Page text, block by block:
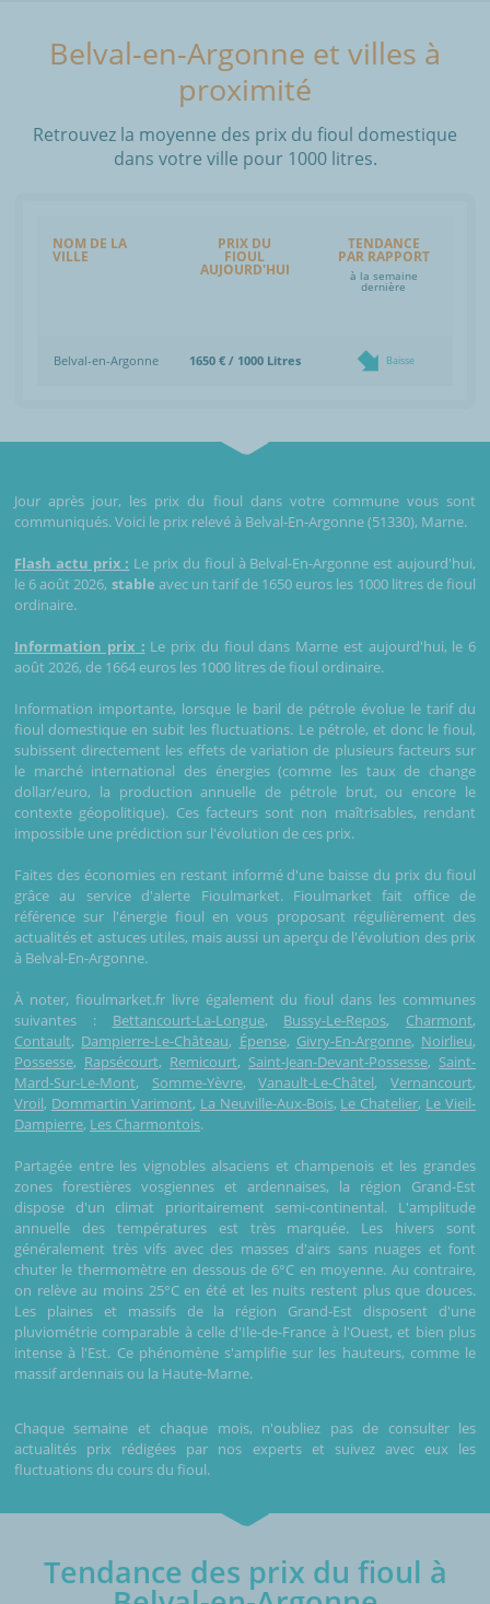
Belval-en-Argonne et villes à
proximité
Retrouvez la moyenne des prix du fioul domestique
dans votre ville pour 1000 litres.
NOM DE LA
VILLE
PRIX DU
FIOUL
AUJOURD'HUI
TENDANCE
PAR RAPPORT
à la semaine
dernière
Belval-en-Argonne 1650 € / 1000 Litres Baisse
Jour après jour, les prix du fioul dans votre commune vous sont
communiqués. Voici le prix relevé à Belval-En-Argonne (51330), Marne.
Flash actu prix : Le prix du fioul à Belval-En-Argonne est aujourd'hui,
le 6 août 2026, stable avec un tarif de 1650 euros les 1000 litres de fioul
ordinaire.
Information prix : Le prix du fioul dans Marne est aujourd'hui, le 6
août 2026, de 1664 euros les 1000 litres de fioul ordinaire.
Information importante, lorsque le baril de pétrole évolue le tarif du
fioul domestique en subit les fluctuations. Le pétrole, et donc le fioul,
subissent directement les effets de variation de plusieurs facteurs sur
le marché international des énergies (comme les taux de change
dollar/euro, la production annuelle de pétrole brut, ou encore le
contexte géopolitique). Ces facteurs sont non maîtrisables, rendant
impossible une prédiction sur l'évolution de ces prix.
Faites des économies en restant informé d'une baisse du prix du fioul
grâce au service d'alerte Fioulmarket. Fioulmarket fait office de
référence sur l'énergie fioul en vous proposant régulièrement des
actualités et astuces utiles, mais aussi un aperçu de l'évolution des prix
à Belval-En-Argonne.
À noter, fioulmarket.fr livre également du fioul dans les communes
suivantes : Bettancourt-La-Longue, Bussy-Le-Repos, Charmont,
Contault, Dampierre-Le-Château, Épense, Givry-En-Argonne, Noirlieu,
Possesse, Rapsécourt, Remicourt, Saint-Jean-Devant-Possesse, Saint-
Mard-Sur-Le-Mont, Somme-Yèvre,Vanault-Le-Châtel,Vernancourt,
Vroil, Dommartin Varimont, La Neuville-Aux-Bois, Le Chatelier, Le Vieil-
Dampierre, Les Charmontois.
Partagée entre les vignobles alsaciens et champenois et les grandes
zones forestières vosgiennes et ardennaises, la région Grand-Est
dispose d'un climat prioritairement semi-continental. L'amplitude
annuelle des températures est très marquée. Les hivers sont
généralement très vifs avec des masses d'airs sans nuages et font
chuter le thermomètre en dessous de 6°C en moyenne. Au contraire,
on relève au moins 25°C en été et les nuits restent plus que douces.
Les plaines et massifs de la région Grand-Est disposent d'une
pluviométrie comparable à celle d'Ile-de-France à l'Ouest, et bien plus
intense à l'Est. Ce phénomène s'amplifie sur les hauteurs, comme le
massif ardennais ou la Haute-Marne.
Chaque semaine et chaque mois, n'oubliez pas de consulter les
actualités prix rédigées par nos experts et suivez avec eux les
fluctuations du cours du fioul.
Tendance des prix du fioul à